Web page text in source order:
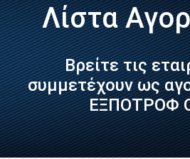
Λίστα
Βρείτε τις
συμμετέχουν ως
ΕΞΠΟΤΡΟΦ